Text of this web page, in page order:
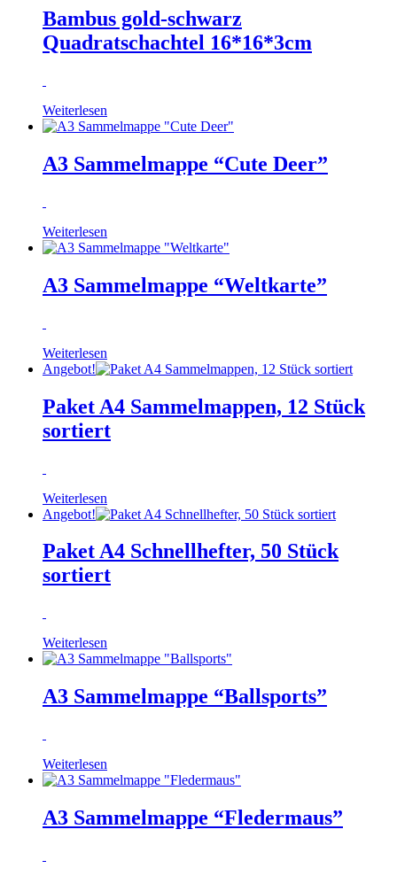
Bambus gold-schwarz
Quadratschachtel 16*16*3cm
Weiterlesen
A3 Sammelmappe “Cute Deer”
Weiterlesen
A3 Sammelmappe “Weltkarte”
Weiterlesen
Angebot!
Paket A4 Sammelmappen, 12 Stück
sortiert
Weiterlesen
Angebot!
Paket A4 Schnellhefter, 50 Stück
sortiert
Weiterlesen
A3 Sammelmappe “Ballsports”
Weiterlesen
A3 Sammelmappe “Fledermaus”